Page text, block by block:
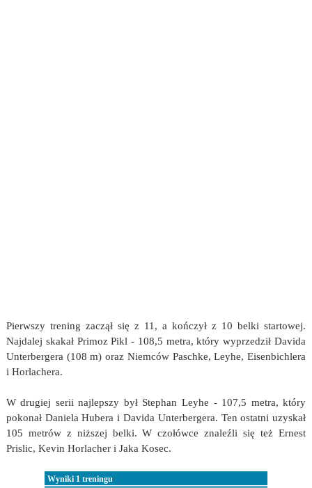
Pierwszy trening zaczął się z 11, a kończył z 10 belki startowej.
Najdalej skakał Primoz Pikl - 108,5 metra, który wyprzedził Davida
Unterbergera (108 m) oraz Niemców Paschke, Leyhe, Eisenbichlera
i Horlachera.
W drugiej serii najlepszy był Stephan Leyhe - 107,5 metra, który
pokonał Daniela Hubera i Davida Unterbergera. Ten ostatni uzyskał
105 metrów z niższej belki. W czołówce znaleźli się też Ernest
Prislic, Kevin Horlacher i Jaka Kosec.
Wyniki 1 treningu